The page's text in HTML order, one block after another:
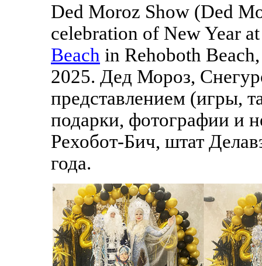
Ded Moroz Show (Ded
celebration of New Year
Beach in Rehoboth
2025. Дед Мороз,
представлением (игры,
подарки, фотографии и
Рехобот-Бич, штат
года.